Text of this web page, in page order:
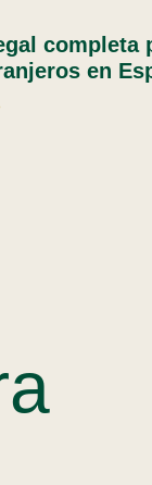
completa
en